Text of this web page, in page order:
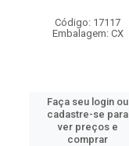
Código: 17117
Embalagem: CX
Faça seu login ou
cadastre-se para
ver preços e
comprar